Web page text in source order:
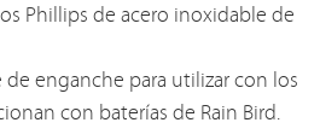
Phillips de acero inoxidable de
enganche para utilizar con los
con baterías de Rain Bird.